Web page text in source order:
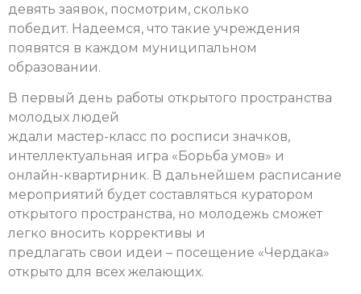
девять заявок, посмотрим, сколько
победит. Надеемся, что такие учреждения
появятся в каждом муниципальном
образовании.
В первый день работы открытого пространства
молодых людей
ждали мастер-класс по росписи значков,
интеллектуальная игра «Борьба умов» и
онлайн-квартирник. В дальнейшем расписание
мероприятий будет составляться куратором
открытого пространства, но молодежь сможет
легко вносить коррективы и
предлагать свои идеи – посещение «Чердака»
открыто для всех желающих.